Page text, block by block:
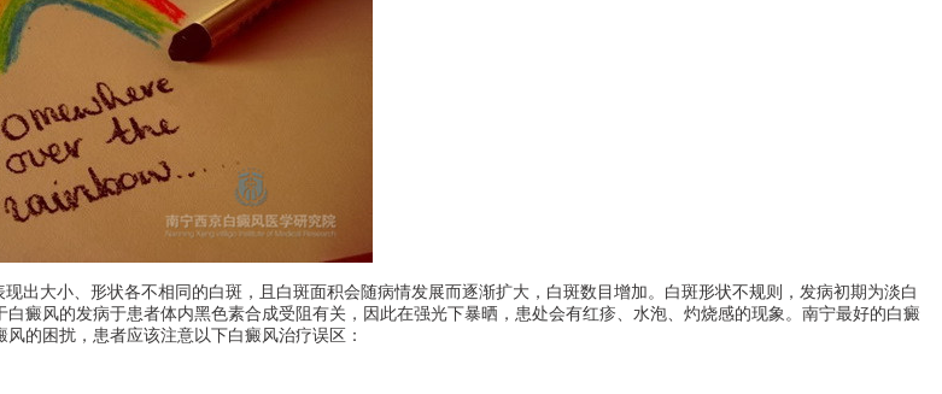
大小、形状各不相同的白斑，且白斑面积会随病情发展而逐渐扩大，白斑数目增加。白斑形状不规则，发病初期为淡白
癜风的发病于患者体内黑色素合成受阻有关，因此在强光下暴晒，患处会有红疹、水泡、灼烧感的现象。南宁最好的白癜
的困扰，患者应该注意以下白癜风治疗误区：